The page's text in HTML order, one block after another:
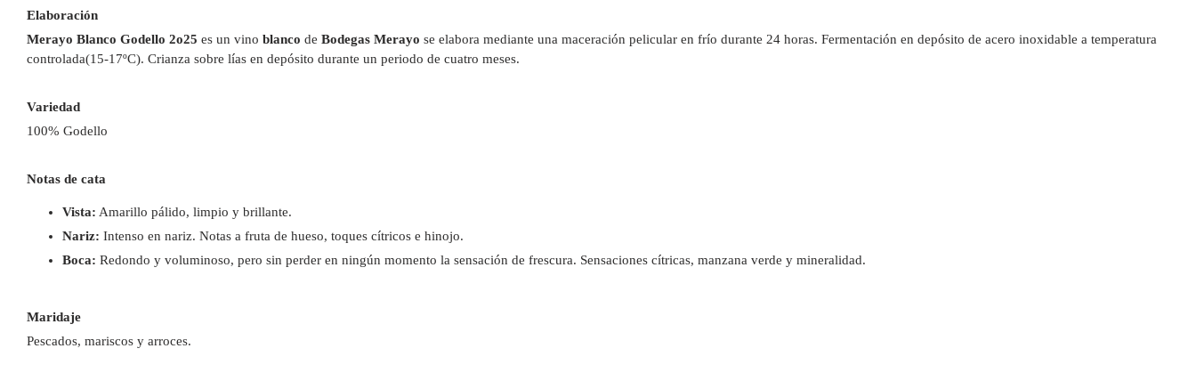
Elaboración
Merayo Blanco Godello 2o25 es un vino blanco de Bodegas Merayo se elabora mediante una maceración pelicular en frío durante 24 horas. Fermentación en depósito de acero inoxidable a temperatura
controlada(15-17ºC). Crianza sobre lías en depósito durante un periodo de cuatro meses.
Variedad
100% Godello
Notas de cata
Vista: Amarillo pálido, limpio y brillante.
Nariz: Intenso en nariz. Notas a fruta de hueso, toques cítricos e hinojo.
Boca: Redondo y voluminoso, pero sin perder en ningún momento la sensación de frescura. Sensaciones cítricas, manzana verde y mineralidad.
Maridaje
Pescados, mariscos y arroces.